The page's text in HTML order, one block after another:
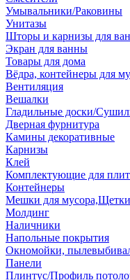
Умывальники/Раковины
Унитазы
Шторы и карнизы для
Экран для ванны
Товары для дома
Вёдра, контейнеры для
Вентиляция
Вешалки
Гладильные доски/
Дверная фурнитура
Камины декоративные
Карнизы
Клей
Комплектующие для
Контейнеры
Мешки для мусора,Щетки
Молдинг
Наличники
Напольные покрытия
Окномойки,
Панели
Плинтус/Профиль